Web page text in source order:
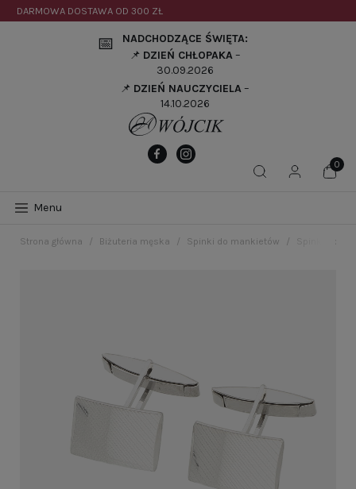
DARMOWA DOSTAWA OD 300 ZŁ
📅
NADCHODZĄCE ŚWIĘTA:
📌 DZIEŃ CHŁOPAKA–
30.09.2026
📌 DZIEŃ NAUCZYCIELA–
14.10.2026
Menu
Strona główna Biżuteria męska Spinki do mankietów Spinki do